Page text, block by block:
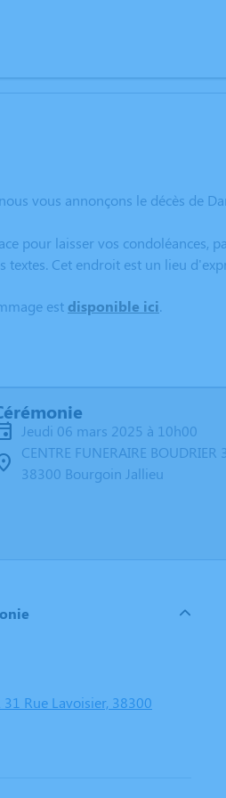
vous annonçons le décès de
pour laisser vos condoléances,
textes. Cet endroit est un lieu
est disponible ici.
jeudi 06 mars 2025 à 10h00
CENTRE FUNERAIRE
38300 Bourgoin Jallieu
31 Rue Lavoisier, 38300